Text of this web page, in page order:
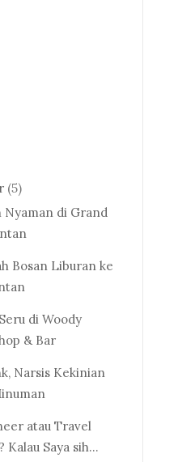
(5)
Nyaman di Grand
Bosan Liburan ke
di Woody
& Bar
Narsis Kekinian
atau Travel
Kalau Saya sih...